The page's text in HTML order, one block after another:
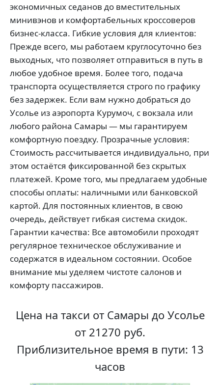
экономичных седанов до вместительных
минивэнов и комфортабельных кроссоверов
бизнес-класса. Гибкие условия для клиентов:
Прежде всего, мы работаем круглосуточно без
выходных, что позволяет отправиться в путь в
любое удобное время. Более того, подача
транспорта осуществляется строго по графику
без задержек. Если вам нужно добраться до
Усолье из аэропорта Курумоч, с вокзала или
любого района Самары — мы гарантируем
комфортную поездку. Прозрачные условия:
Стоимость рассчитывается индивидуально, при
этом остаётся фиксированной без скрытых
платежей. Кроме того, мы предлагаем удобные
способы оплаты: наличными или банковской
картой. Для постоянных клиентов, в свою
очередь, действует гибкая система скидок.
Гарантии качества: Все автомобили проходят
регулярное техническое обслуживание и
содержатся в идеальном состоянии. Особое
внимание мы уделяем чистоте салонов и
комфорту пассажиров.
Цена на такси от Самары до Усолье
от 21270 руб.
Приблизительное время в пути: 13
часов